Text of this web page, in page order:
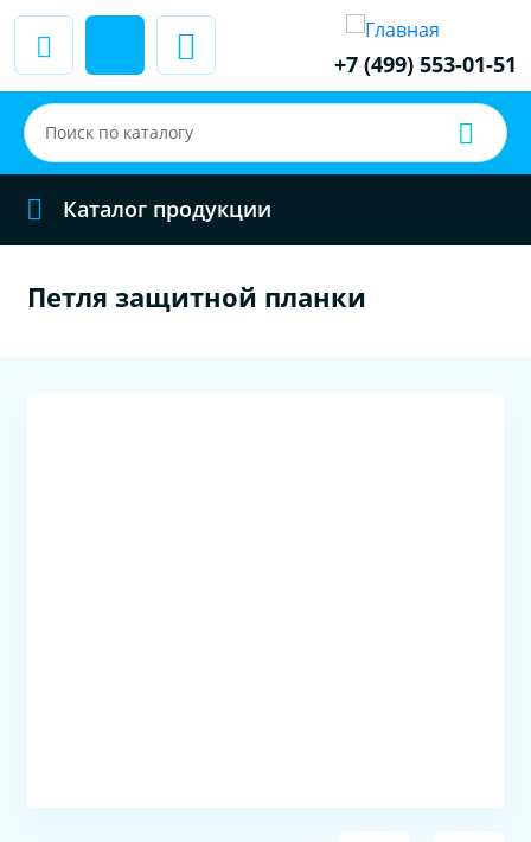
+7 (499) 553-01-51
Каталог продукции
Петля защитной планки